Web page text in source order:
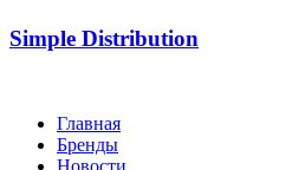
Simple Distribution
Главная
Бренды